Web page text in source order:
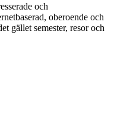
och
oberoende och
gället semester, resor och